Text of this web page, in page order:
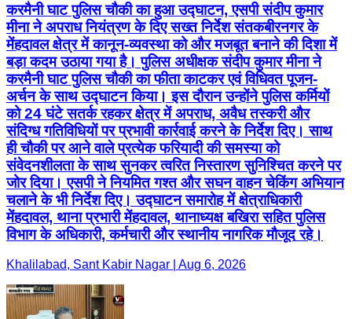
करमैनी घाट पुलिस चौकी का हुआ उद्घाटन, एसपी संदीप कुमार
मीना ने अपराध नियंत्रण के दिए सख्त निर्देश संतकबीरनगर के
मेंहदावल क्षेत्र में कानून-व्यवस्था को और मजबूत बनाने की दिशा में
बड़ा कदम उठाया गया है। पुलिस अधीक्षक संदीप कुमार मीना ने
करमैनी घाट पुलिस चौकी का फीता काटकर एवं विधिवत पूजन-
अर्चन के साथ उद्घाटन किया। इस दौरान उन्होंने पुलिस कर्मियों
को 24 घंटे सतर्क रहकर क्षेत्र में अपराध, अवैध तस्करी और
संदिग्ध गतिविधियों पर प्रभावी कार्रवाई करने के निर्देश दिए। साथ
ही चौकी पर आने वाले प्रत्येक फरियादी की समस्या को
संवेदनशीलता के साथ सुनकर त्वरित निस्तारण सुनिश्चित करने पर
जोर दिया। एसपी ने नियमित गश्त और सघन वाहन चेकिंग अभियान
चलाने के भी निर्देश दिए। उद्घाटन समारोह में क्षेत्राधिकारी
मेंहदावल, थाना प्रभारी मेंहदावल, थानाध्यक्ष बखिरा सहित पुलिस
विभाग के अधिकारी, कर्मचारी और स्थानीय नागरिक मौजूद रहे।
Khalilabad, Sant Kabir Nagar | Aug 6, 2026